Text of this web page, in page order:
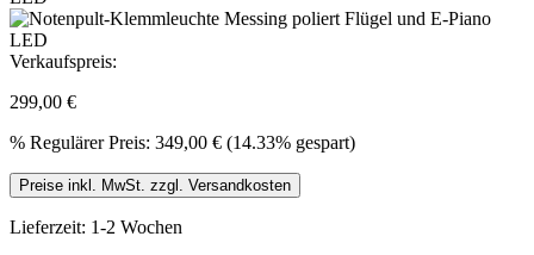
Verkaufspreis:
299,00 €
% Regulärer Preis: 349,00 € (14.33% gespart)
Preise inkl. MwSt. zzgl. Versandkosten
Lieferzeit: 1-2 Wochen